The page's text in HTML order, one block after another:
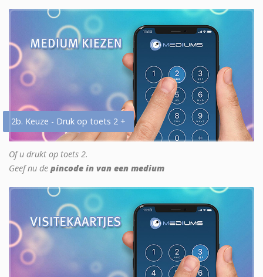
2b. Keuze - Druk op toets 2 +
Of u drukt op toets 2.
Geef nu de pincode in van een medium